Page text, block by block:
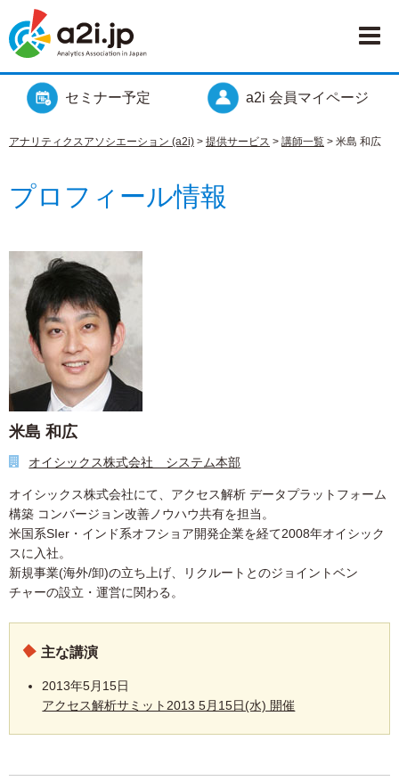
セミナー予定 a2i 会員マイページ
アナリティクスアソシエーション (a2i) > 提供サービス > 講師一覧 > 米島 和広
プロフィール情報
米島 和広
オイシックス株式会社 システム本部
オイシックス株式会社にて、アクセス解析 データプラットフォーム
構築 コンバージョン改善ノウハウ共有を担当。
米国系SIer・インド系オフショア開発企業を経て2008年オイシック
スに入社。
新規事業(海外/卸)の立ち上げ、リクルートとのジョイントベン
チャーの設立・運営に関わる。
主な講演
2013年5月15日
アクセス解析サミット2013 5月15日(水) 開催